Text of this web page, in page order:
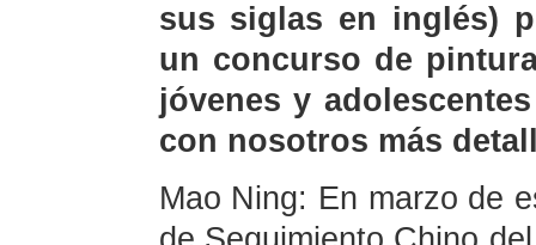
sus siglas en inglés)
un concurso de
jóvenes y
con nosotros más
Mao Ning: En marzo de